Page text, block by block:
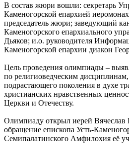
В состав жюри вошли: секретарь
Каменогорской епархией
председатель жюри; заведующий
Каменогорского епархиального
Дьяков; и.о. руководителя
Каменогорской епархии диакон
Цель проведения олимпиады –
по религиоведческим
подрастающего поколения в духе
христианских нравственных
Церкви и Отечеству.
Олимпиаду открыл иерей Вячеслав
обращение епископа Усть-
Семипалатинского Амфилохия её